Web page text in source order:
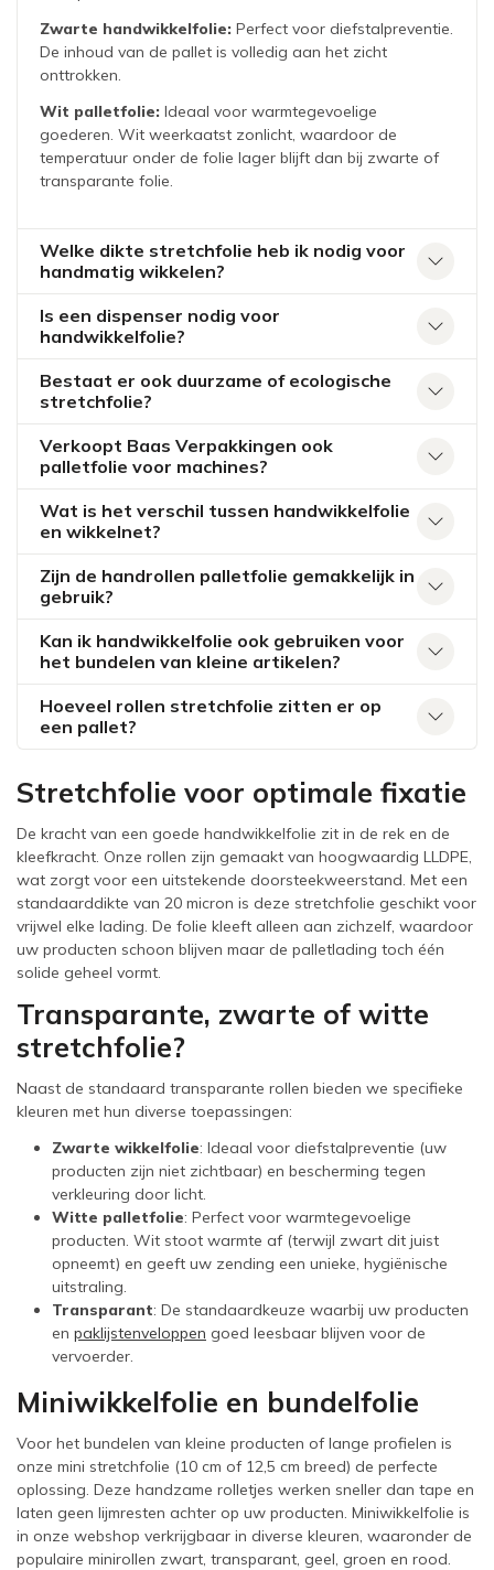
Zwarte handwikkelfolie: Perfect voor diefstalpreventie.
De inhoud van de pallet is volledig aan het zicht
onttrokken.
Wit palletfolie: Ideaal voor warmtegevoelige
goederen. Wit weerkaatst zonlicht, waardoor de
temperatuur onder de folie lager blijft dan bij zwarte of
transparante folie.
Welke dikte stretchfolie heb ik nodig voor
handmatig wikkelen?
Is een dispenser nodig voor
handwikkelfolie?
Bestaat er ook duurzame of ecologische
stretchfolie?
Verkoopt Baas Verpakkingen ook
palletfolie voor machines?
Wat is het verschil tussen handwikkelfolie
en wikkelnet?
Zijn de handrollen palletfolie gemakkelijk in
gebruik?
Kan ik handwikkelfolie ook gebruiken voor
het bundelen van kleine artikelen?
Hoeveel rollen stretchfolie zitten er op
een pallet?
Stretchfolie voor optimale fixatie
De kracht van een goede handwikkelfolie zit in de rek en de
kleefkracht. Onze rollen zijn gemaakt van hoogwaardig LLDPE,
wat zorgt voor een uitstekende doorsteekweerstand. Met een
standaarddikte van 20 micron is deze stretchfolie geschikt voor
vrijwel elke lading. De folie kleeft alleen aan zichzelf, waardoor
uw producten schoon blijven maar de palletlading toch één
solide geheel vormt.
Transparante, zwarte of witte
stretchfolie?
Naast de standaard transparante rollen bieden we specifieke
kleuren met hun diverse toepassingen:
Zwarte wikkelfolie: Ideaal voor diefstalpreventie (uw
producten zijn niet zichtbaar) en bescherming tegen
verkleuring door licht.
Witte palletfolie: Perfect voor warmtegevoelige
producten. Wit stoot warmte af (terwijl zwart dit juist
opneemt) en geeft uw zending een unieke, hygiënische
uitstraling.
Transparant: De standaardkeuze waarbij uw producten
en paklijstenveloppen goed leesbaar blijven voor de
vervoerder.
Miniwikkelfolie en bundelfolie
Voor het bundelen van kleine producten of lange profielen is
onze mini stretchfolie (10 cm of 12,5 cm breed) de perfecte
oplossing. Deze handzame rolletjes werken sneller dan tape en
laten geen lijmresten achter op uw producten. Miniwikkelfolie is
in onze webshop verkrijgbaar in diverse kleuren, waaronder de
populaire minirollen zwart, transparant, geel, groen en rood.